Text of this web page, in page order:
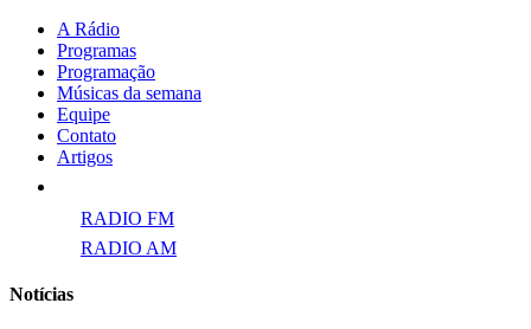
A Rádio
Programas
Programação
Músicas da semana
Equipe
Contato
Artigos
RADIO FM
RADIO AM
Notícias